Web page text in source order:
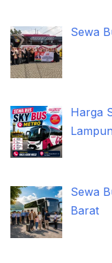
Sewa
Harga
Sewa
Barat